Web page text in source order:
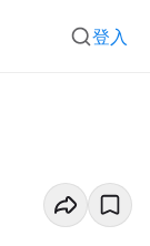
登入